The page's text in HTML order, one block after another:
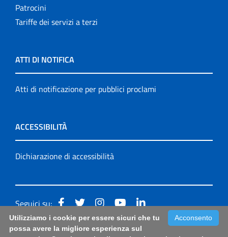
Patrocini
Tariffe dei servizi a terzi
ATTI DI NOTIFICA
Atti di notificazione per pubblici proclami
ACCESSIBILITÀ
Dichiarazione di accessibilità
Seguici su:
Accessibilità: form di segnalazione di prima istanza per
Acconsento
Utilizziamo i cookie per essere sicuri che tu
possa avere la migliore esperienza sul